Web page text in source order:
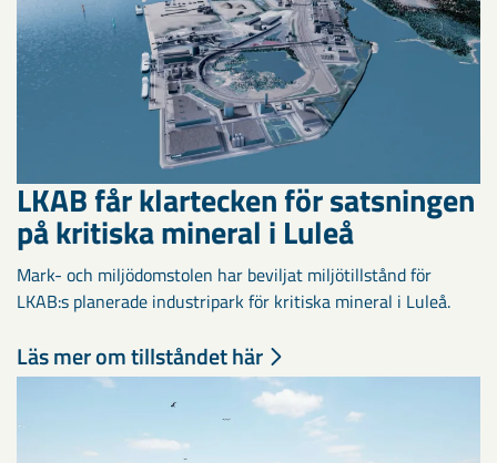
LKAB får klartecken för satsningen
på kritiska mineral i Luleå
Mark- och miljödomstolen har beviljat miljötillstånd för
LKAB:s planerade industripark för kritiska mineral i Luleå.
Läs mer om tillståndet här